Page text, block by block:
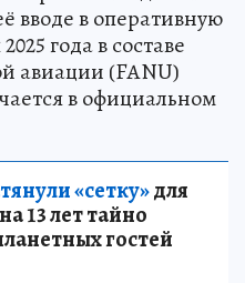
вводе в оперативную
года в составе
авиации (FANU)
в официальном
«сетку»для
13 лет тайно
гостей